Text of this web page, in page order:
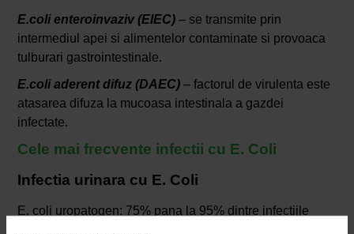
E.coli enteroinvaziv (EIEC)– se transmite prin
intermediul apei si alimentelor contaminate si provoaca
tulburari gastrointestinale.
E.coli aderent difuz (DAEC)– factorul de virulenta este
atasarea difuza la mucoasa intestinala a gazdei
infectate.
Cele mai frecvente infectii cu E. Coli
Infectia urinara cu E. Coli
E. coli uropatogen: 75% pana la 95% dintre infectiile